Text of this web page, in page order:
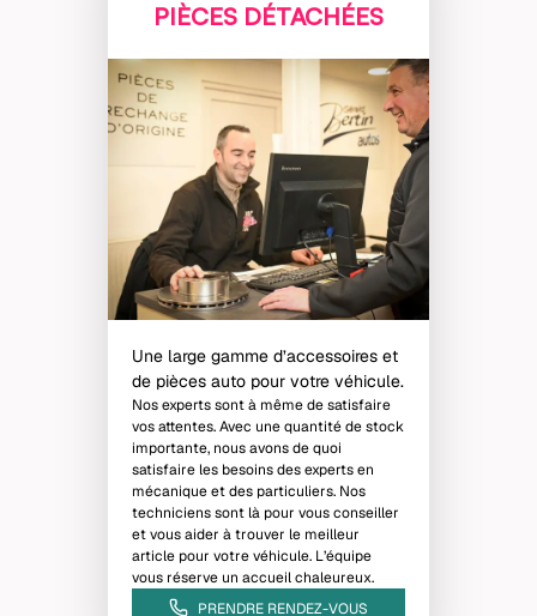
PIÈCES DÉTACHÉES
Une large gamme d’accessoires et
de pièces auto pour votre véhicule.
Nos experts sont à même de satisfaire
vos attentes. Avec une quantité de stock
importante, nous avons de quoi
satisfaire les besoins des experts en
mécanique et des particuliers. Nos
techniciens sont là pour vous conseiller
et vous aider à trouver le meilleur
article pour votre véhicule. L’équipe
vous réserve un accueil chaleureux.
PRENDRE RENDEZ-VOUS